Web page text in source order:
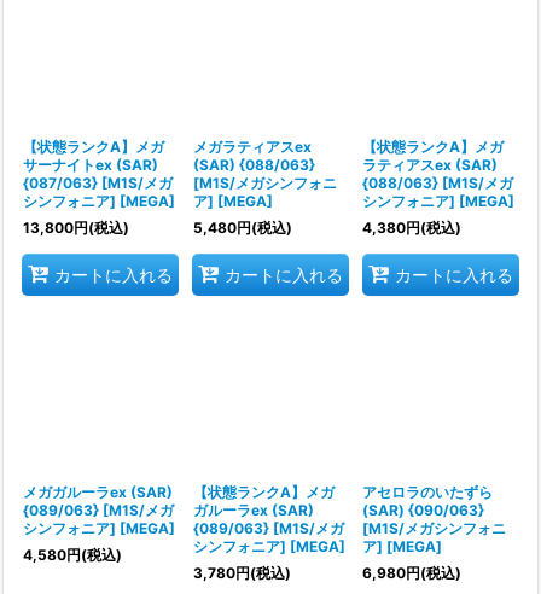
【状態ランクA】メガ
サーナイトex (SAR)
{087/063} [M1S/メガ
シンフォニア] [MEGA]
13,800円(税込)
カートに入れる
メガラティアスex
(SAR) {088/063}
[M1S/メガシンフォニ
ア] [MEGA]
5,480円(税込)
カートに入れる
【状態ランクA】メガ
ラティアスex (SAR)
{088/063} [M1S/メガ
シンフォニア] [MEGA]
4,380円(税込)
カートに入れる
メガガルーラex (SAR)
{089/063} [M1S/メガ
シンフォニア] [MEGA]
4,580円(税込)
【状態ランクA】メガ
ガルーラex (SAR)
{089/063} [M1S/メガ
シンフォニア] [MEGA]
3,780円(税込)
アセロラのいたずら
(SAR) {090/063}
[M1S/メガシンフォニ
ア] [MEGA]
6,980円(税込)